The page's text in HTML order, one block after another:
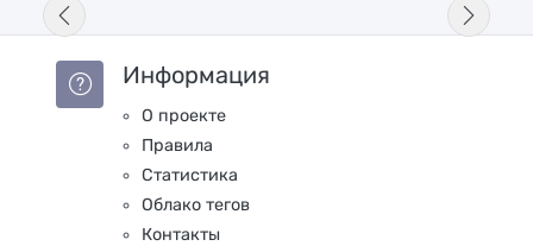
Информация
О проекте
Правила
Статистика
Облако тегов
Контакты